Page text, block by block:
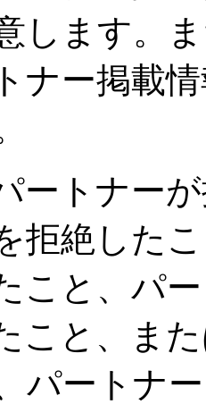
します。
ナー掲載
ートナー
拒絶した
こと、パ
こと、ま
パートナ